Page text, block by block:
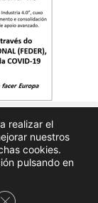
de privacidad
reservados
realizar el
nuestros
cookies.
pulsando en
Cerrar el banner de